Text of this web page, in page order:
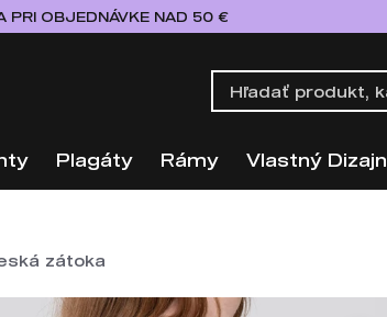
PRI OBJEDNÁVKE NAD 50 €
Plagáty Rámy Vlastný Dizajn
zátoka